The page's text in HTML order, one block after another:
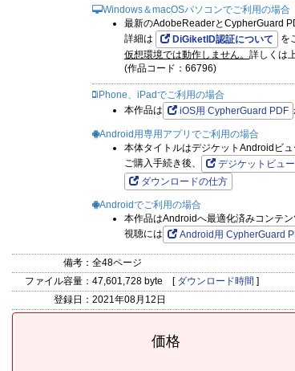
Windows＆macOSパソコンでご利用の場合
最新のAdobeReaderとCypherGuard
詳細は
DiGiketID認証について
を
仮想環境では動作しません。 詳しくは
(作品コード：66796)
iPhone、iPadでご利用の場合
本作品は
iOS用 CypherGuard PDF
Android用専用アプリでご利用の場合
本体タイトルはデジケットAndroidビュ
ご購入手続き後、
デジケットビュ
ダウンロードの仕方
Androidでご利用の場合
本作品はAndroidへ最適化済みコンテ
視聴には
Android用 CypherGuard
備考： 全48ページ
ファイル容量： 47,601,728 byte [ ダウンロード時間 ]
登録日： 2021年08月12日
価格